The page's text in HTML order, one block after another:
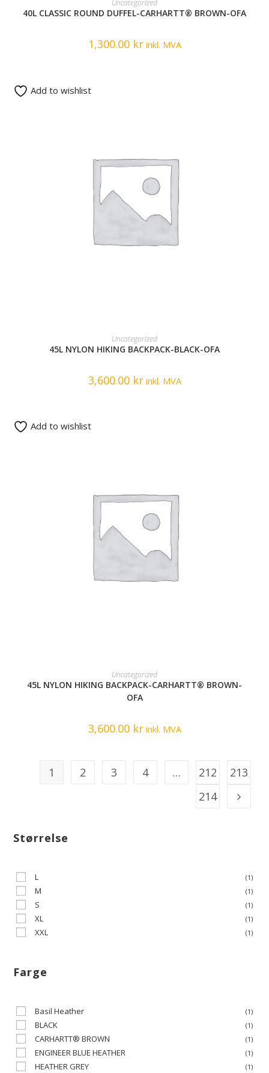
Uncategorized
40L CLASSIC ROUND DUFFEL-CARHARTT® BROWN-OFA
1,300.00 krinkl. MVA
READ MORE
Uncategorized
45L NYLON HIKING BACKPACK-BLACK-OFA
3,600.00 krinkl. MVA
Add to wishlist
READ MORE
Uncategorized
45L NYLON HIKING BACKPACK-CARHARTT® BROWN-
OFA
3,600.00 krinkl. MVA
Add to wishlist
1 2 3 4 … 212
213
214
Størrelse
L (1)
M (1)
S (1)
XL (1)
XXL (1)
Farge
Basil Heather (1)
BLACK (1)
CARHARTT® BROWN (1)
ENGINEER BLUE HEATHER (1)
HEATHER GREY (1)